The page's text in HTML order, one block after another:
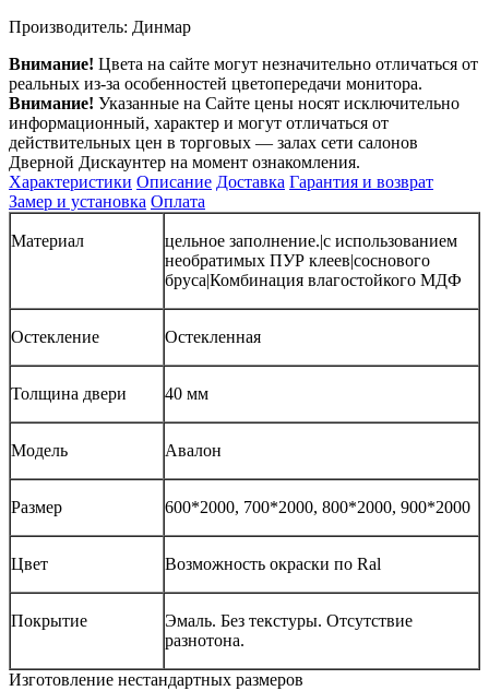
Производитель: Динмар
Внимание! Цвета на сайте могут незначительно отличаться от
реальных из-за особенностей цветопередачи монитора.
Внимание! Указанные на Сайте цены носят исключительно
информационный, характер и могут отличаться от
действительных цен в торговых — залах сети салонов
Дверной Дискаунтер на момент ознакомления.
Характеристики Описание Доставка Гарантия и возврат
Замер и установка Оплата
Материал
цельное заполнение.|с использованием
необратимых ПУР клеев|соснового
бруса|Комбинация влагостойкого МДФ
Остекление Остекленная
Толщина двери 40 мм
Модель Авалон
Размер 600*2000, 700*2000, 800*2000, 900*2000
Цвет Возможность окраски по Ral
Покрытие
Эмаль. Без текстуры. Отсутствие
разнотона.
Изготовление нестандартных размеров